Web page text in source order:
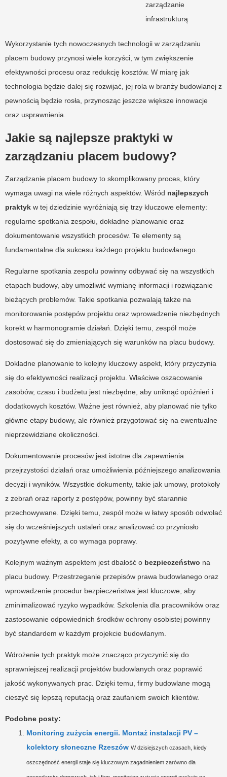
zarządzanie
infrastrukturą
Wykorzystanie tych nowoczesnych technologii w zarządzaniu
placem budowy przynosi wiele korzyści, w tym zwiększenie
efektywności procesu oraz redukcję kosztów. W miarę jak
technologia będzie dalej się rozwijać, jej rola w branży budowlanej z
pewnością będzie rosła, przynosząc jeszcze większe innowacje
oraz usprawnienia.
Jakie są najlepsze praktyki w
zarządzaniu placem budowy?
Zarządzanie placem budowy to skomplikowany proces, który
wymaga uwagi na wiele różnych aspektów. Wśród najlepszych
praktyk w tej dziedzinie wyróżniają się trzy kluczowe elementy:
regularne spotkania zespołu, dokładne planowanie oraz
dokumentowanie wszystkich procesów. Te elementy są
fundamentalne dla sukcesu każdego projektu budowlanego.
Regularne spotkania zespołu powinny odbywać się na wszystkich
etapach budowy, aby umożliwić wymianę informacji i rozwiązanie
bieżących problemów. Takie spotkania pozwalają także na
monitorowanie postępów projektu oraz wprowadzenie niezbędnych
korekt w harmonogramie działań. Dzięki temu, zespół może
dostosować się do zmieniających się warunków na placu budowy.
Dokładne planowanie to kolejny kluczowy aspekt, który przyczynia
się do efektywności realizacji projektu. Właściwe oszacowanie
zasobów, czasu i budżetu jest niezbędne, aby uniknąć opóźnień i
dodatkowych kosztów. Ważne jest również, aby planować nie tylko
główne etapy budowy, ale również przygotować się na ewentualne
nieprzewidziane okoliczności.
Dokumentowanie procesów jest istotne dla zapewnienia
przejrzystości działań oraz umożliwienia późniejszego analizowania
decyzji i wyników. Wszystkie dokumenty, takie jak umowy, protokoły
z zebrań oraz raporty z postępów, powinny być starannie
przechowywane. Dzięki temu, zespół może w łatwy sposób odwołać
się do wcześniejszych ustaleń oraz analizować co przyniosło
pozytywne efekty, a co wymaga poprawy.
Kolejnym ważnym aspektem jest dbałość o bezpieczeństwo na
placu budowy. Przestrzeganie przepisów prawa budowlanego oraz
wprowadzenie procedur bezpieczeństwa jest kluczowe, aby
zminimalizować ryzyko wypadków. Szkolenia dla pracowników oraz
zastosowanie odpowiednich środków ochrony osobistej powinny
być standardem w każdym projekcie budowlanym.
Wdrożenie tych praktyk może znacząco przyczynić się do
sprawniejszej realizacji projektów budowlanych oraz poprawić
jakość wykonywanych prac. Dzięki temu, firmy budowlane mogą
cieszyć się lepszą reputacją oraz zaufaniem swoich klientów.
Podobne posty:
Monitoring zużycia energii. Montaż instalacji PV –
kolektory słoneczne Rzeszów W dzisiejszych czasach, kiedy
oszczędność energii staje się kluczowym zagadnieniem zarówno dla